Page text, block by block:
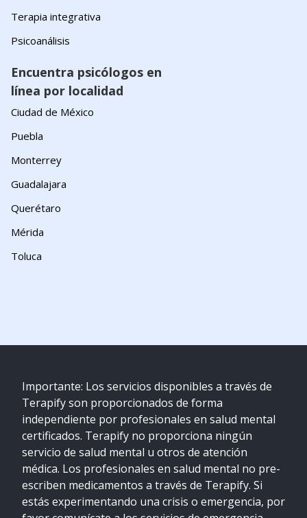
Terapia integrativa
Psicoanálisis
Encuentra psicólogos en
línea por localidad
Ciudad de México
Puebla
Monterrey
Guadalajara
Querétaro
Mérida
Toluca
Importante: Los servicios disponibles a través de
Terapify son proporcionados de forma
independiente por profesionales en salud mental
certificados. Terapify no proporciona ningún
servicio de salud mental u otros de atención
médica. Los profesionales en salud mental no pre-
escriben medicamentos a través de Terapify. Si
estás experimentando una crisis o emergencia, por